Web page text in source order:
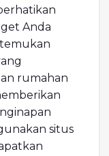
Anda
rumahan
situs